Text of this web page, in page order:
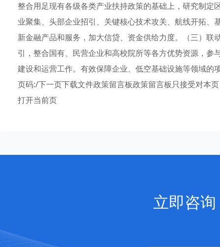
整合用足现有各级各类产业扶持政策的基础上，研究制
业聚集、头部企业招引、关键核心技术攻关、航线开拓
新金融产品和服务，加大信贷、资金供给力度。（三）
引，整合国有、民营企业和高校院所等各方优势资源，
建设和运营工作。有效保障企业、低空基础设施等领域的
页码:/下一页下载文件政策留言板政策留言板只接受对本
打开当前页
立即咨